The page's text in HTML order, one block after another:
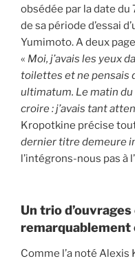
obsédée par la date du
de sa période d’essai
Yumimoto. A deux
« Moi, j’avais les yeux
toilettes et ne pensais
ultimatum. Le matin du
croire : j’avais tant
Kropotkine précise
dernier titre demeure
l’intégrons-nous pas à
Un trio
remarquablement
Comme l’a noté